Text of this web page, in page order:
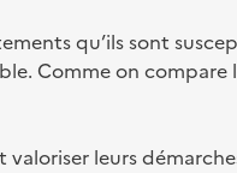
qu’ils sont
Comme on
leurs